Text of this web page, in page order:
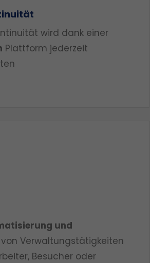
wird dank einer
Plattform jederzeit
und
von Verwaltungstätigkeiten
Besucher oder